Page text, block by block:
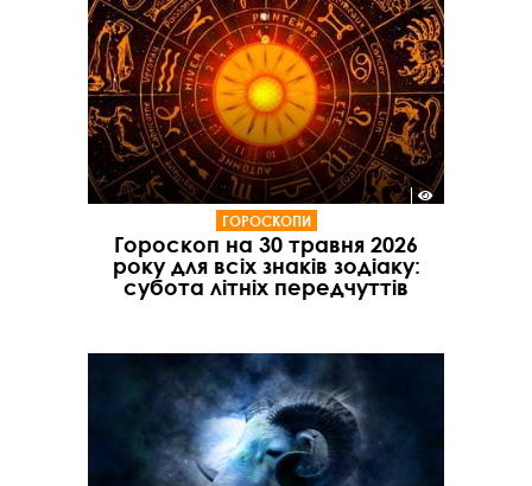
ГОРОСКОПИ
Гороскоп на 30 травня 2026
року для всіх знаків зодіаку:
субота літніх передчуттів